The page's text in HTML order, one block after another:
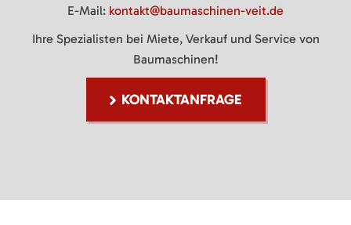
E-Mail: kontakt@baumaschinen-veit.de
Ihre Spezialisten bei Miete, Verkauf und Service von
Baumaschinen!
KONTAKTANFRAGE